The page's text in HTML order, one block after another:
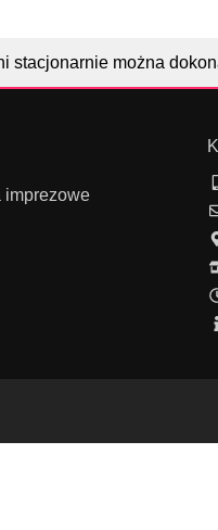
stacjonarnie można
imprezowe